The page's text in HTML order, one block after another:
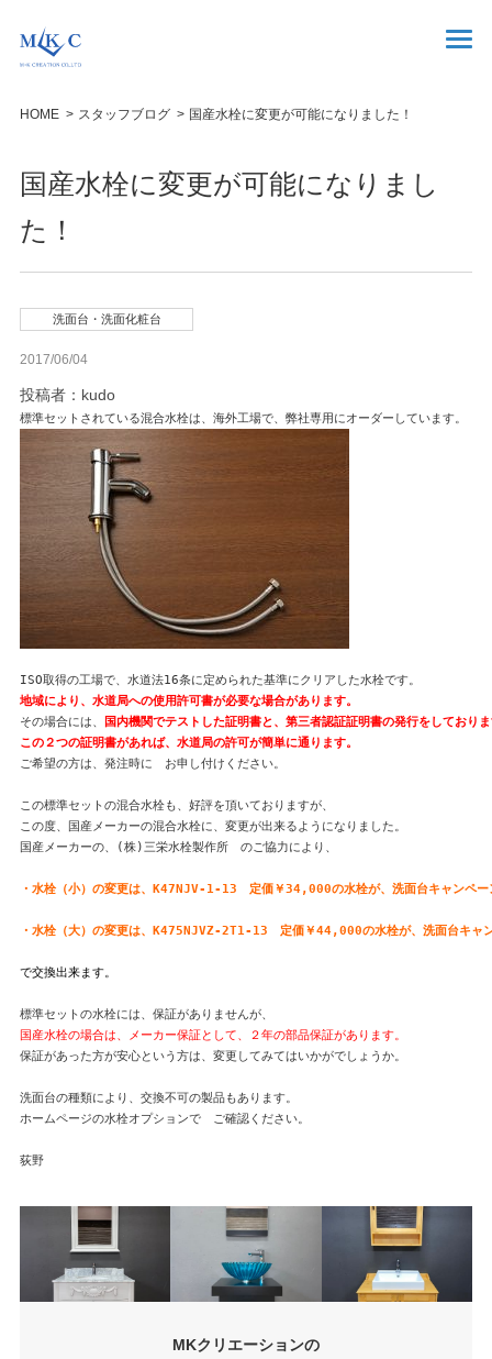
HOME スタッフブログ 国産水栓に変更が可能になりました！
国産水栓に変更が可能になりまし
た！
洗面台・洗面化粧台
2017/06/04
投稿者：kudo
地域により、水道局への使用許可書が必要な場合があります。
その場合には、
国内機関でテストした証明書と、第三者認証証明書の発行をしており
この２つの証明書があれば、水道局の許可が簡単に通ります。
ご希望の方は、発注時に　お申し付けください。
この標準セットの混合水栓も、好評を頂いておりますが、
この度、国産メーカーの混合水栓に、変更が出来るようになりました。
国産メーカーの、(株)三栄水栓製作所　のご協力により、
・水栓（大）の変更は、K475NJVZ-2T1-13　定価￥44,000の水栓が、洗面台キャ
で交換出来ます。
国産水栓の場合は、メーカー保証として、２年の部品保証があります。
保証があった方が安心という方は、変更してみてはいかがでしょうか。
洗面台の種類により、交換不可の製品もあります。
ホームページの水栓オプションで　ご確認ください。
荻野
MKクリエーションの